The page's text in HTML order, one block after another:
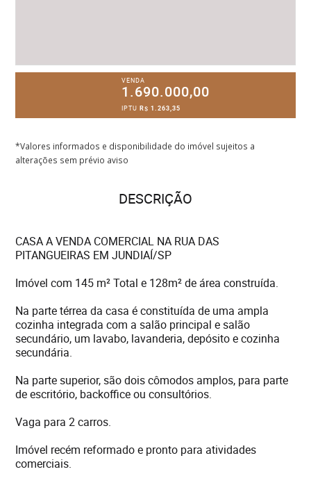
VENDA
1.690.000,00
IPTUR$ 1.263,35
*Valores informados e disponibilidade do imóvel sujeitos a
alterações sem prévio aviso
DESCRIÇÃO
CASA A VENDA COMERCIAL NA RUA DAS
PITANGUEIRAS EM JUNDIAÍ/SP
Imóvel com 145 m² Total e 128m² de área construída.
Na parte térrea da casa é constituída de uma ampla
cozinha integrada com a salão principal e salão
secundário, um lavabo, lavanderia, depósito e cozinha
secundária.
Na parte superior, são dois cômodos amplos, para parte
de escritório, backoffice ou consultórios.
Vaga para 2 carros.
Imóvel recém reformado e pronto para atividades
comerciais.